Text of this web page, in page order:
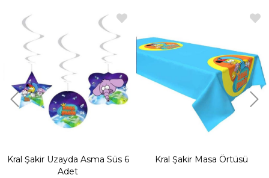
Kral Şakir Uzayda Asma Süs 6
Adet
Kral Şakir Masa Örtüsü